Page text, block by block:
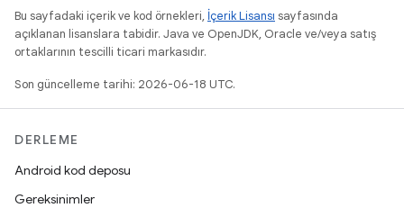
Bu sayfadaki içerik ve kod örnekleri, İçerik Lisansı sayfasında
açıklanan lisanslara tabidir. Java ve OpenJDK, Oracle ve/veya satış
ortaklarının tescilli ticari markasıdır.
Son güncelleme tarihi: 2026-06-18 UTC.
DERLEME
Android kod deposu
Gereksinimler